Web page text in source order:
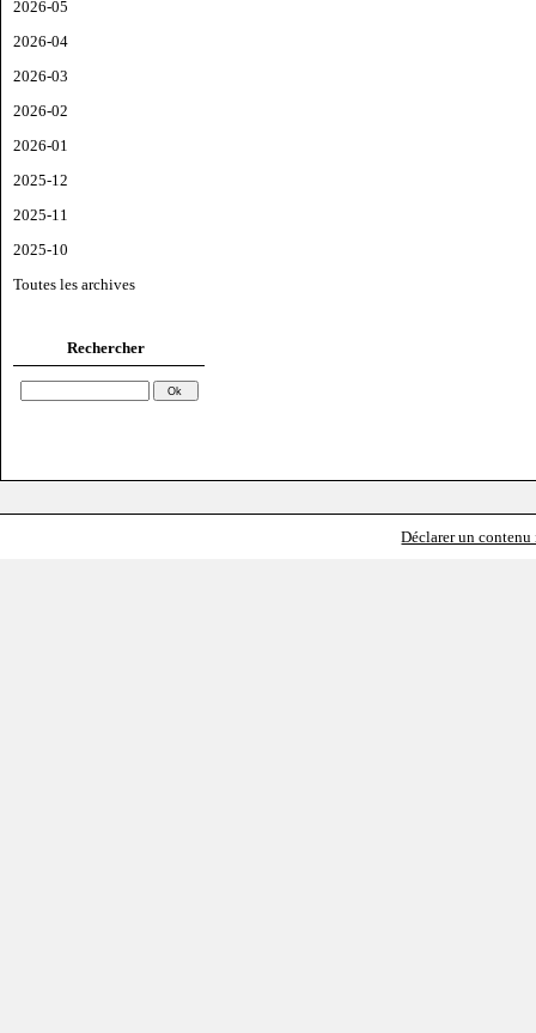
2026-05
2026-04
2026-03
2026-02
2026-01
2025-12
2025-11
2025-10
Toutes les archives
Rechercher
Déclarer un